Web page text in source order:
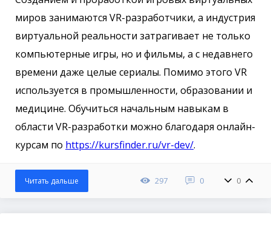
миров занимаются VR-разработчики, а индустрия
виртуальной реальности затрагивает не только
компьютерные игры, но и фильмы, а с недавнего
времени даже целые сериалы. Помимо этого VR
используется в промышленности, образовании и
медицине. Обучиться начальным навыкам в
области VR-разработки можно благодаря онлайн-
курсам по https://kursfinder.ru/vr-dev/.
297 0 0
Читать дальше